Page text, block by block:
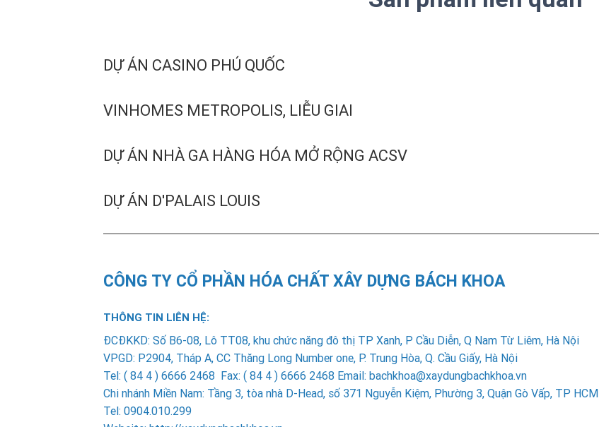
DỰ ÁN CASINO PHÚ QUỐC
VINHOMES METROPOLIS, LIỄU GIAI
DỰ ÁN NHÀ GA HÀNG HÓA MỞ RỘNG ACSV
DỰ ÁN D'PALAIS LOUIS
CÔNG TY CỔ PHẦN HÓA CHẤT XÂY DỰNG BÁCH KHOA
THÔNG TIN LIÊN HỆ:
ÐCÐKKD: Số B6-08, Lô TT08, khu chức năng đô thị TP Xanh, P Cầu Diễn, Q Nam Từ Liêm, Hà Nội
VPGD: P2904, Tháp A, CC Thăng Long Number one, P. Trung Hòa, Q. Cầu Giấy, Hà Nội
Tel: ( 84 4 ) 6666 2468 Fax: ( 84 4 ) 6666 2468 Email: bachkhoa@xaydungbachkhoa.vn
Chi nhánh Miền Nam: Tầng 3, tòa nhà D-Head, số 371 Nguyễn Kiệm, Phường 3, Quận Gò Vấp, TP HCM
Tel: 0904.010.299